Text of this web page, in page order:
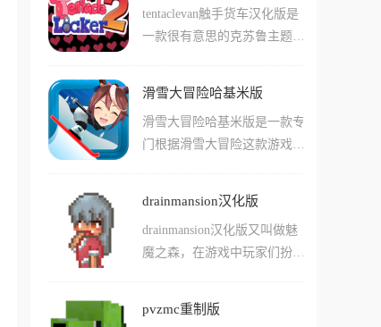
的菜鸟，进化成为横跨极地与
赤道的顶级垂钓达人。
凑齐房租不得不接受七天无偿
夜班的高危工作。白天你需要
室的污渍杂物，夜晚则要在血
难压制狂暴的本能，在规定时
间内完成清洁任务的同时严守
tentaclevan触手货车汉化版是
一款很有意思的克苏鲁主题冒
面包车在大街上闲逛，可以选
择抓捕您看见的任意路人!游
戏玩法十分的有趣，随着您游
多的细胞功能，允许玩家利用
各种不同的特殊能力，还能够
让用户们简单的进行操作!
滑雪大冒险哈基米版
滑雪大冒险哈基米版是一款专
门根据滑雪大冒险这款游戏创
跃的方式躲避各种障碍，并且
一路上通过拾取各种道具直接
高速前进！游戏中支持用户们
进甚至飞行，如何使用这些不
drainmansion汉化版
drainmansion汉化版又叫做魅
魔之森，在游戏中玩家们扮演
很久，玩家却被各种谜题困在
pvzmc重制版